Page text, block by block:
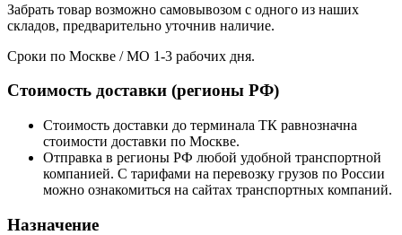
Забрать товар возможно самовывозом с одного из наших
складов, предварительно уточнив наличие.
Сроки по Москве / МО 1-3 рабочих дня.
Стоимость доставки (регионы РФ)
Стоимость доставки до терминала ТК равнозначна
стоимости доставки по Москве.
Отправка в регионы РФ любой удобной транспортной
компанией. С тарифами на перевозку грузов по России
можно ознакомиться на сайтах транспортных компаний.
Назначение